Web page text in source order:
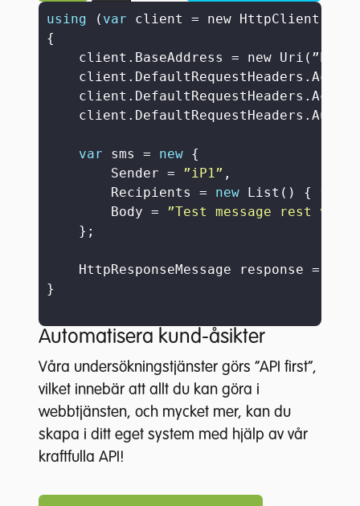
using ( var client = new HttpClient())
{
client.BaseAddress = new
var sms = new {
        Sender =
”iP1” ,
        Recipients =
new List() {
        Body =
”Test message rest v2”
    };
    HttpResponseMessage response =
}
Automatisera kund-åsikter
Våra undersökningstjänster görs ”API first”,
vilket innebär att allt du kan göra i
webbtjänsten, och mycket mer, kan du
skapa i ditt eget system med hjälp av vår
kraftfulla API!